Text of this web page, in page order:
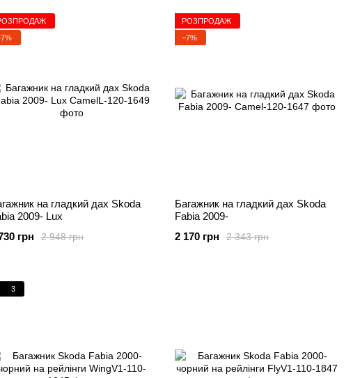
на гладкий дах Skoda
2009- Lux
2 948 грн
грн
РОЗПРОДАЖ
−7%
Багажник на гладкий дах Skoda
Fabia 2009-
2 343 грн
2 170 грн
3